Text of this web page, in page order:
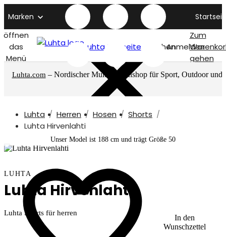
Marken
öffnen
das
Menü
Luhta titelseite SuchenAnmelden
Zum
gehen
Luhta.com – Nordischer Multimarkenshop für Sport, Outdoor und
Luhta Herren Hosen
Shorts
Luhta Hirvenlahti
In den
Wunschzettel
Unser Model ist 188 cm und trägt Größe 50
LUHTA
Luhta Hirvenlahti
Luhta Shorts für herren